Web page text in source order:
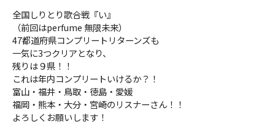
全国しりとり歌合戦『い』
（前回はperfume 無限未来）
47都道府県コンプリートリターンズも
一気に3つクリアとなり、
残りは９県！！
これは年内コンプリートいけるか？！
富山・福井・鳥取・徳島・愛媛
福岡・熊本・大分・宮崎のリスナーさん！！
よろしくお願いします！